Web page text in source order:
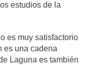
estudios de la
es muy satisfactorio
es una cadena
Laguna es también